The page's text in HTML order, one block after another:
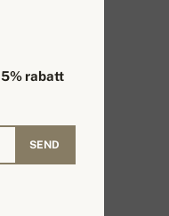
5% rabatt
SEND